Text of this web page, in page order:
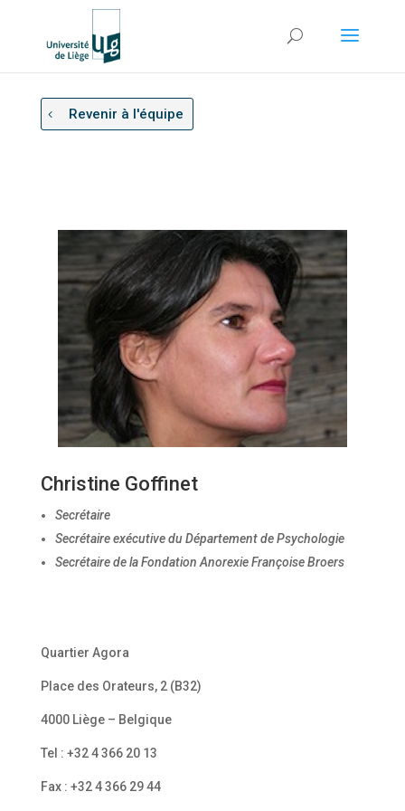
Revenir à l'équipe
Christine Goffinet
Secrétaire
Secrétaire exécutive du Département de Psychologie
Secrétaire de la Fondation Anorexie Françoise Broers
Quartier Agora
Place des Orateurs, 2 (B32)
4000 Liège – Belgique
Tel : +32 4 366 20 13
Fax : +32 4 366 29 44